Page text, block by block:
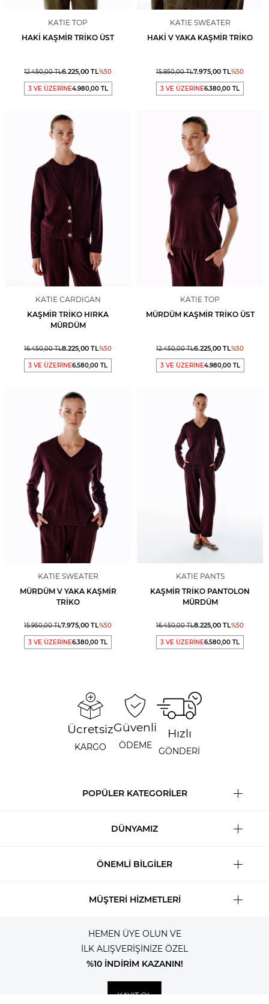
KATIE TOP
HAKI KAŞMIR TRIKO ÜST
12.450,00TL6.225,00 TL%50
3 VE ÜZERİNE4.980,00 TL
KATIE SWEATER
HAKI V YAKA KAŞMIR TRIKO
15.950,00TL7.975,00 TL%50
3 VE ÜZERİNE6.380,00 TL
KATIE CARDIGAN
KAŞMIR TRIKO HIRKA
MÜRDÜM
16.450,00TL8.225,00 TL%50
3 VE ÜZERİNE6.580,00 TL
KATIE TOP
MÜRDÜM KAŞMIR TRIKO ÜST
12.450,00TL6.225,00 TL%50
3 VE ÜZERİNE4.980,00 TL
KATIE SWEATER
MÜRDÜM V YAKA KAŞMIR
TRIKO
15.950,00TL7.975,00 TL%50
3 VE ÜZERİNE6.380,00 TL
KATIE PANTS
KAŞMIR TRIKO PANTOLON
MÜRDÜM
16.450,00TL8.225,00 TL%50
3 VE ÜZERİNE6.580,00 TL
Ücretsiz
KARGO
Güvenli
ÖDEME
Hızlı
GÖNDERİ
POPÜLER KATEGORİLER
DÜNYAMIZ
ÖNEMLİ BİLGİLER
MÜŞTERİ HİZMETLERİ
HEMEN ÜYE OLUN VE
İLK ALIŞVERİŞİNİZE ÖZEL
%10 İNDİRİM KAZANIN!
KAYIT OL